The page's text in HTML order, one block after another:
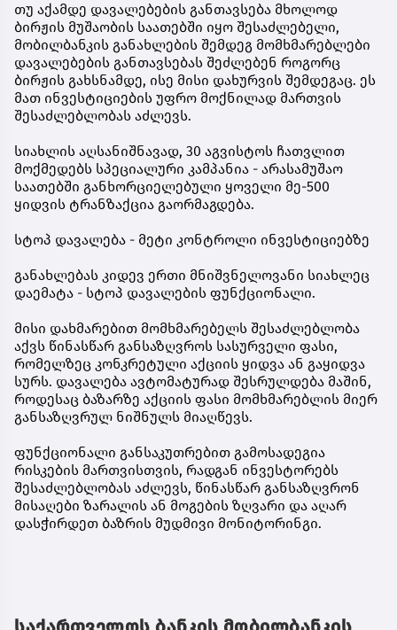
თუ აქამდე დავალებების განთავსება მხოლოდ
ბირჟის მუშაობის საათებში იყო შესაძლებელი,
მობილბანკის განახლების შემდეგ მომხმარებლები
დავალებების განთავსებას შეძლებენ როგორც
ბირჟის გახსნამდე, ისე მისი დახურვის შემდეგაც. ეს
მათ ინვესტიციების უფრო მოქნილად მართვის
შესაძლებლობას აძლევს.
სიახლის აღსანიშნავად, 30 აგვისტოს ჩათვლით
მოქმედებს სპეციალური კამპანია - არასამუშაო
საათებში განხორციელებული ყოველი მე-500
ყიდვის ტრანზაქცია გაორმაგდება.
სტოპ დავალება - მეტი კონტროლი ინვესტიციებზე
განახლებას კიდევ ერთი მნიშვნელოვანი სიახლეც
დაემატა - სტოპ დავალების ფუნქციონალი.
მისი დახმარებით მომხმარებელს შესაძლებლობა
აქვს წინასწარ განსაზღვროს სასურველი ფასი,
რომელზეც კონკრეტული აქციის ყიდვა ან გაყიდვა
სურს. დავალება ავტომატურად შესრულდება მაშინ,
როდესაც ბაზარზე აქციის ფასი მომხმარებლის მიერ
განსაზღვრულ ნიშნულს მიაღწევს.
ფუნქციონალი განსაკუთრებით გამოსადეგია
რისკების მართვისთვის, რადგან ინვესტორებს
შესაძლებლობას აძლევს, წინასწარ განსაზღვრონ
მისაღები ზარალის ან მოგების ზღვარი და აღარ
დასჭირდეთ ბაზრის მუდმივი მონიტორინგი.